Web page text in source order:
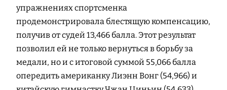
упражнениях спортсменка
продемонстрировала блестящую компенсацию,
получив от судей 13,466 балла. Этот результат
позволил ей не только вернуться в борьбу за
медали, но и с итоговой суммой 55,066 балла
опередить американку Лиэнн Вонг (54,966) и